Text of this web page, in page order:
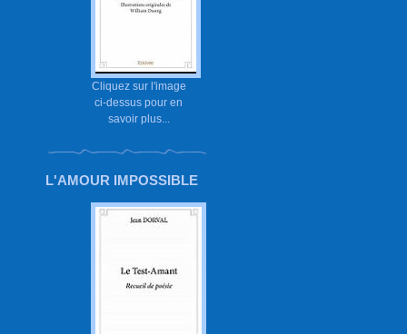
Cliquez sur l'image
ci-dessus pour en
savoir plus...
L'AMOUR IMPOSSIBLE